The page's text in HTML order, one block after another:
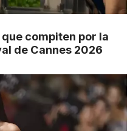
compiten por la
de Cannes 2026